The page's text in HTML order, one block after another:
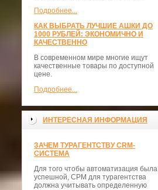
Подробнее...
КАК ВЫБРАТЬ ЛУЧШИЕ АШКИ ДО
1000 РУБЛЕЙ: ЭКОНОМИЧНО И
КАЧЕСТВЕННО
В современном мире многие ищут
качественные товары по доступной
цене.
Подробнее...
ИНТЕРЕСНАЯ ИНФОРМАЦИЯ
ЗАЧЕМ ТУРАГЕНТСТВУ CRM-
СИСТЕМА
Для того чтобы автоматизация была
успешной, СРМ для турагентства
должна учитывать определенную